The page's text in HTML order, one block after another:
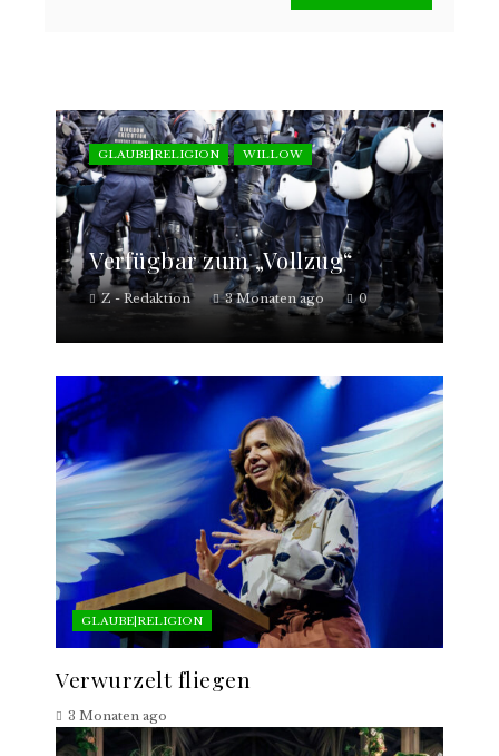
Verfügbar zum „Vollzug“
Z - Redaktion 3 Monaten ago 0
GLAUBE|RELIGION WILLOW
GLAUBE|RELIGION
Verwurzelt fliegen
3 Monaten ago